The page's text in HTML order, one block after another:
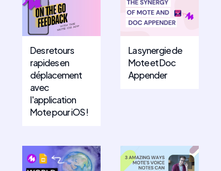
Des retours
rapides en
déplacement
avec
l'application
Mote pour iOS !
La synergie de
Mote et Doc
Appender